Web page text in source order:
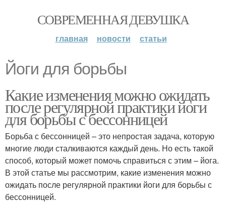
СОВРЕМЕННАЯ ДЕВУШКА
главная новости статьи
Йоги для борьбы
Какие изменения можно ожидать
после регулярной практики йоги
для борьбы с бессонницей
Борьба с бессонницей – это непростая задача, которую
многие люди сталкиваются каждый день. Но есть такой
способ, который может помочь справиться с этим – йога.
В этой статье мы рассмотрим, какие изменения можно
ожидать после регулярной практики йоги для борьбы с
бессонницей.